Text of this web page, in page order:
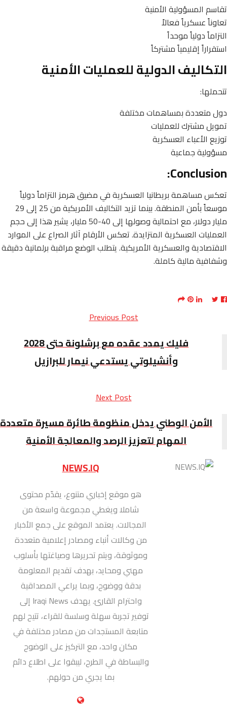
تقاسم المسؤولية الأمنية
تعاوناً عسكرياً فعالاً
التزاماً دولياً موحداً
استقراراً إقليمياً مشتركاً
التكاليف الدولية للعمليات الأمنية
تتحملها:
دول متعددة بمساهمات مختلفة
تمويل مشترك للعمليات
توزيع الأعباء العسكرية
مسؤولية جماعية
Conclusion:
تعكس مساهمة بريطانيا العسكرية في مضيق هرمز التزاماً دولياً
موسعاً بأمن المنطقة. بينما تزيد التكاليف الأمريكية من 25 إلى 29
مليار دولار، مع احتمالية وصولها إلى 40-50 مليار، يشير هذا إلى حجم
العمليات العسكرية المتزايدة. تعكس الأرقام آثار الصراع على الموارد
الاقتصادية والعسكرية الأمريكية. يتطلب الوضع مراقبة برلمانية دقيقة
وشفافية مالية كاملة.
Previous Post
فليك يمدد عقده مع برشلونة حتى 2028
وأنشيلوتي يستدعي نيمار للبرازيل
Next Post
الأمن الوطني يدخل منظومة طائرة مسيرة متعددة
المهام لتعزيز الرصد والمعالجة الأمنية
NEWS.IQ
هو موقع إخباري متنوع، يقدّم محتوى
شاملا ويغطي مجموعة واسعة من
المجالات. يعتمد الموقع على جمع الأخبار
من وكالات أنباء ومصادر إعلامية متعددة
وموثوقة، ويتم تحريرها وصياغتها بأسلوب
مهني ومحايد، بهدف تقديم المعلومة
بدقة ووضوح، وبما يراعي المصداقية
واحترام القارئ. يهدف Iraqi News إلى
توفير تجربة سهلة وسلسة للقراء، تتيح لهم
متابعة المستجدات من مصادر مختلفة في
مكان واحد، مع التركيز على الوضوح
والبساطة في الطرح، ليبقوا على اطلاع دائم
بما يجري من حولهم.